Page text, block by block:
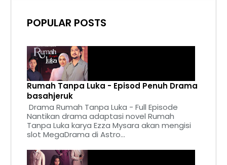
POPULAR POSTS
Rumah Tanpa Luka - Episod Penuh Drama
basahjeruk
Drama Rumah Tanpa Luka - Full Episode
Nantikan drama adaptasi novel Rumah
Tanpa Luka karya Ezza Mysara akan mengisi
slot MegaDrama di Astro...